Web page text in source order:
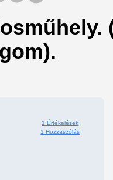
1 Értékelések
1 Hozzászólás